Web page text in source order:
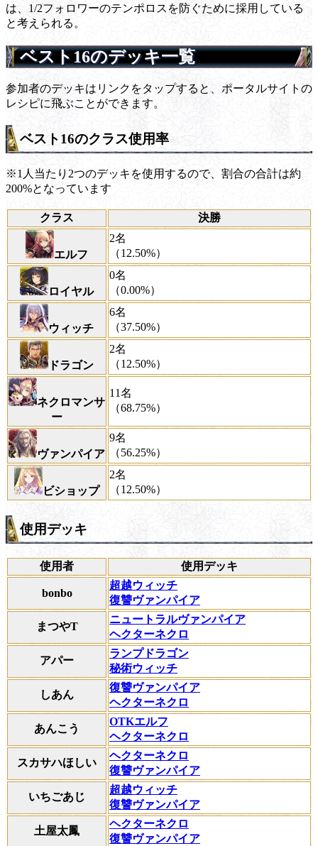
は、1/2フォロワーのテンポロスを防ぐために採用している
と考えられる。
ベスト16のデッキ一覧
参加者のデッキはリンクをタップすると、ポータルサイトの
レシピに飛ぶことができます。
ベスト16のクラス使用率
※1人当たり2つのデッキを使用するので、割合の合計は約
200%となっています
クラス 決勝
エルフ
2名
（12.50%）
ロイヤル
0名
（0.00%）
ウィッチ
6名
（37.50%）
ドラゴン
2名
（12.50%）
ネクロマンサ
ー
11名
（68.75%）
ヴァンパイア
9名
（56.25%）
ビショップ
2名
（12.50%）
使用デッキ
使用者 使用デッキ
bonbo
超越ウィッチ
復讐ヴァンパイア
まつやT
ニュートラルヴァンパイア
ヘクターネクロ
アパー
ランプドラゴン
秘術ウィッチ
しあん
復讐ヴァンパイア
ヘクターネクロ
あんこう
OTKエルフ
ヘクターネクロ
スカサハほしい
ヘクターネクロ
復讐ヴァンパイア
いちごあじ
超越ウィッチ
復讐ヴァンパイア
土屋太鳳
ヘクターネクロ
復讐ヴァンパイア